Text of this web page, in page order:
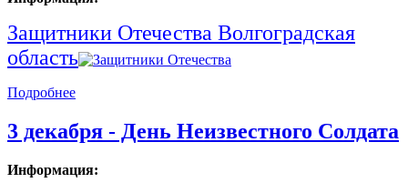
Защитники Отечества Волгоградская
область
Подробнее
3 декабря - День Неизвестного Солдата
Информация: